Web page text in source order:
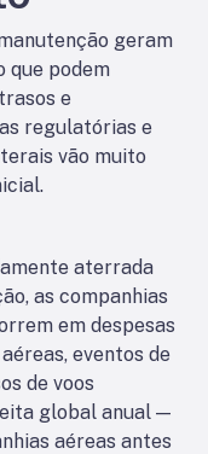
geram
que podem
e
regulatórias e
vão muito
aterrada
as companhias
em despesas
eventos de
de voos
global anual —
aéreas antes